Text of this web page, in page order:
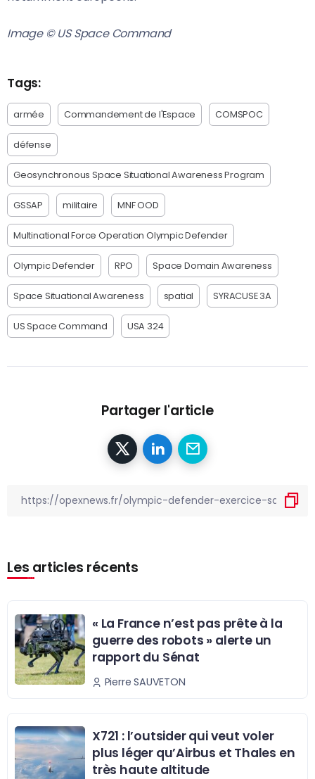
Image © US Space Command
Tags:
armée Commandement de l'Espace COMSPOC
défense
Geosynchronous Space Situational Awareness Program
GSSAP militaire MNF OOD
Multinational Force Operation Olympic Defender
Olympic Defender RPO Space Domain Awareness
Space Situational Awareness spatial SYRACUSE 3A
US Space Command USA 324
Partager l'article
Les articles récents
« La France n’est pas prête à la
guerre des robots » alerte un
rapport du Sénat
Pierre SAUVETON
X721 : l’outsider qui veut voler
plus léger qu’Airbus et Thales en
très haute altitude